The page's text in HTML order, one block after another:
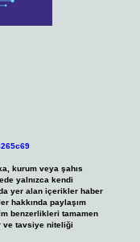
kurum veya şahıs
yalnızca kendi
yer alan içerikler haber
hakkında paylaşım
benzerlikleri tamamen
ve tavsiye niteliği